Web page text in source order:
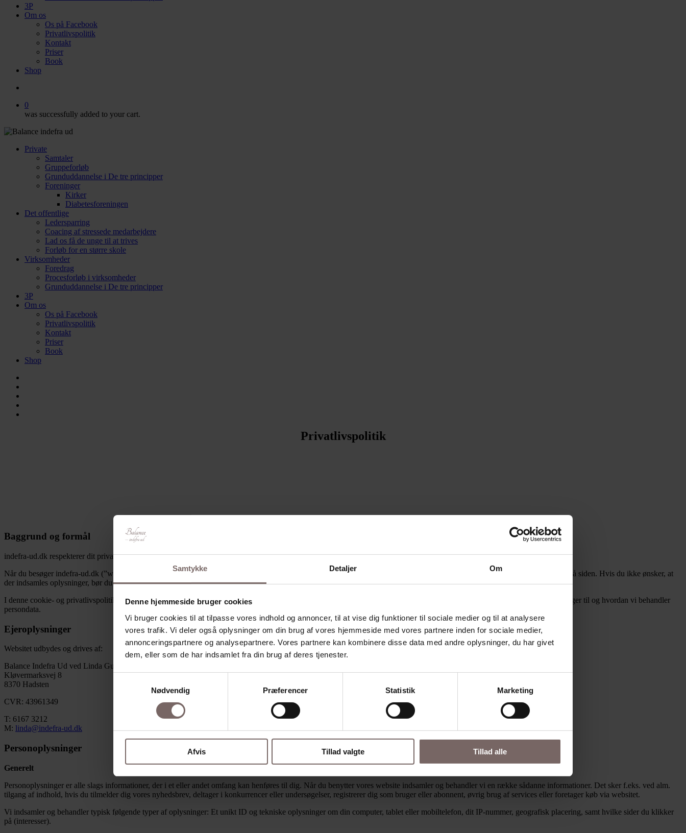
Samtykke Detaljer Om
Denne hjemmeside bruger cookies
Vi bruger cookies til at tilpasse vores indhold og annoncer, til at vise dig funktioner til sociale medier og til at analysere
vores trafik. Vi deler også oplysninger om din brug af vores hjemmeside med vores partnere inden for sociale medier,
annonceringspartnere og analysepartnere. Vores partnere kan kombinere disse data med andre oplysninger, du har givet
dem, eller som de har indsamlet fra din brug af deres tjenester.
Nødvendig
Præferencer Statistik Marketing
Afvis Tillad valgte Tillad alle
3P
Om os
Os på Facebook
Privatlivspolitik
Kontakt
Priser
Book
Shop
0
was successfully added to your cart.
Private
Samtaler
Gruppeforløb
Grunduddannelse i De tre principper
Foreninger
Kirker
Diabetesforeningen
Det offentlige
Ledersparring
Coacing af stressede medarbejdere
Lad os få de unge til at trives
Forløb for en større skole
Virksomheder
Foredrag
Procesforløb i virksomheder
Grunduddannelse i De tre principper
3P
Om os
Os på Facebook
Privatlivspolitik
Kontakt
Priser
Book
Shop
Privatlivspolitik
Baggrund og formål
indefra-ud.dk respekterer dit privatliv og indsamler derfor kun data om dig i overensstemmelse med gældende dansk lovgivning.
Når du besøger indefra-ud.dk (”websitet”) indsamles der oplysninger om dig, som bruges til at tilpasse og forbedre vores indhold og til at øge værdien af de annoncer, der vises på siden. Hvis du ikke ønsker, at
der indsamles oplysninger, bør du slette dine cookies og undlade videre brug af websitet.
I denne cookie- og privatlivspolitik kan du læse nærmere om de informationer vi indsamler, hvilke cookies vi benytter os af til indsamlingen, hvad vi bruger indsamlede oplysninger til og hvordan vi behandler
persondata.
Ejeroplysninger
Websitet udbydes og drives af:
Balance Indefra Ud ved Linda Guldberg Winding
Kløvermarksvej 8
8370 Hadsten
CVR: 43961349
T: 6167 3212
M: linda@indefra-ud.dk
Personoplysninger
Generelt
Personoplysninger er alle slags informationer, der i et eller andet omfang kan henføres til dig. Når du benytter vores website indsamler og behandler vi en række sådanne informationer. Det sker f.eks. ved alm.
tilgang af indhold, hvis du tilmelder dig vores nyhedsbrev, deltager i konkurrencer eller undersøgelser, registrerer dig som bruger eller abonnent, øvrig brug af services eller foretager køb via websitet.
Vi indsamler og behandler typisk følgende typer af oplysninger: Et unikt ID og tekniske oplysninger om din computer, tablet eller mobiltelefon, dit IP-nummer, geografisk placering, samt hvilke sider du klikker
på (interesser).